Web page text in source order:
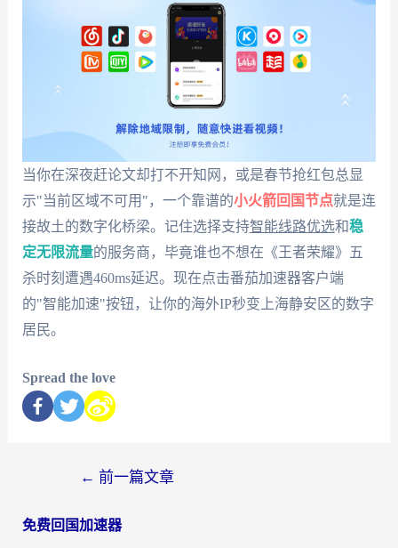
当你在深夜赶论文却打不开知网，或是春节抢红包总显
示"当前区域不可用"，一个靠谱的小火箭回国节点就是连
接故土的数字化桥梁。记住选择支持智能线路优选和稳
定无限流量的服务商，毕竟谁也不想在《王者荣耀》五
杀时刻遭遇460ms延迟。现在点击番茄加速器客户端
的"智能加速"按钮，让你的海外IP秒变上海静安区的数字
居民。
Spread the love
← 前一篇文章
免费回国加速器